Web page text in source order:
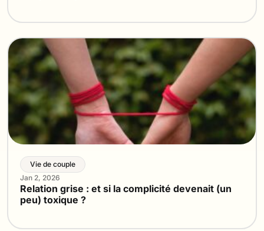
Vie de couple
Jan 2, 2026
Relation grise : et si la complicité devenait (un
peu) toxique ?